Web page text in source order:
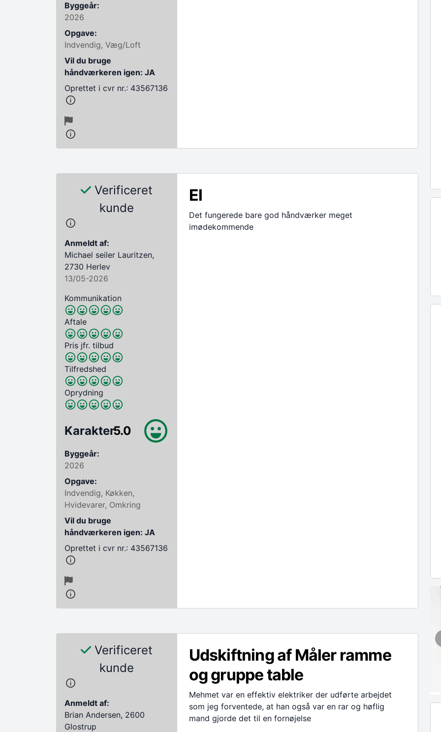
Byggeår:
2026
Opgave:
Indvendig, Væg/Loft
Vil du bruge
håndværkeren igen: JA
Oprettet i cvr nr.: 43567136
Verificeret
kunde
Anmeldt af:
Michael seiler Lauritzen,
2730 Herlev
13/05-2026
Kommunikation
Aftale
Pris jfr. tilbud
Tilfredshed
Oprydning
Karakter5.0
Byggeår:
2026
Opgave:
Indvendig, Køkken,
Hvidevarer, Omkring
Vil du bruge
håndværkeren igen: JA
Oprettet i cvr nr.: 43567136
El
Det fungerede bare god håndværker meget
imødekommende
Verificeret
kunde
Anmeldt af:
Brian Andersen, 2600
Glostrup
Udskiftning af Måler ramme
og gruppe table
Mehmet var en effektiv elektriker der udførte arbejdet
som jeg forventede, at han også var en rar og høflig
mand gjorde det til en fornøjelse